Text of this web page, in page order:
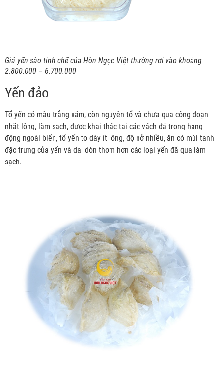
Giá yến sào tinh chế của Hòn Ngọc Việt thường rơi vào khoảng
2.800.000 – 6.700.000
Yến đảo
Tổ yến có màu trắng xám, còn nguyên tổ và chưa qua công đoạn
nhặt lông, làm sạch, được khai thác tại các vách đá trong hang
động ngoài biển, tổ yến to dày ít lông, độ nở nhiều, ăn có mùi tanh
đặc trưng của yến và dai dòn thơm hơn các loại yến đã qua làm
sạch.